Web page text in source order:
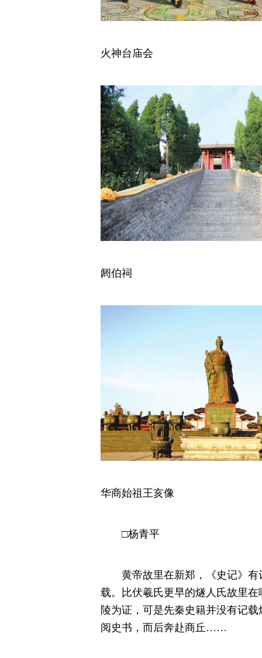
火神台庙会
阏伯祠
华商始祖王亥像
□杨青平
黄帝故里在新郑，《史记》有
载。比伏羲氏更早的燧人氏故里
陵为证，可是先秦史籍并没有记
阅史书，而后奔赴商丘……